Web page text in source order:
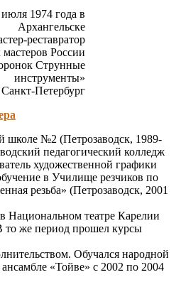
1974 года в
Архангельске
реставратор
России
Струнные
инструменты»
Санкт-Петербург
школе №2 (Петрозаводск, 1989-
педагогический колледж
художественной графики
в Училище резчиков по
резьба» (Петрозаводск, 2001
Национальном театре Карелии
то же период прошел курсы
Обучался народной
«Тойве» с 2002 по 2004